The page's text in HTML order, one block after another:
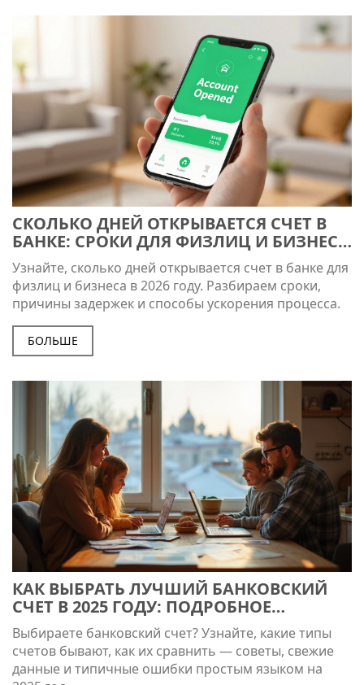
СКОЛЬКО ДНЕЙ ОТКРЫВАЕТСЯ СЧЕТ В
БАНКЕ: СРОКИ ДЛЯ ФИЗЛИЦ И БИЗНЕСА
В 2026 ГОДУ
Узнайте, сколько дней открывается счет в банке для
физлиц и бизнеса в 2026 году. Разбираем сроки,
причины задержек и способы ускорения процесса.
БОЛЬШЕ
КАК ВЫБРАТЬ ЛУЧШИЙ БАНКОВСКИЙ
СЧЕТ В 2025 ГОДУ: ПОДРОБНОЕ
РУКОВОДСТВО
Выбираете банковский счет? Узнайте, какие типы
счетов бывают, как их сравнить — советы, свежие
данные и типичные ошибки простым языком на